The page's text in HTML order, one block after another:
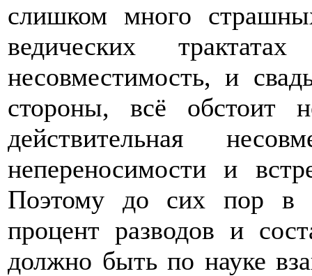
слишком много
ведических
несовместимость, и
стороны, всё обстоит
действительная
непереносимости и
Поэтому до сих пор в
процент разводов и
должно быть по науке